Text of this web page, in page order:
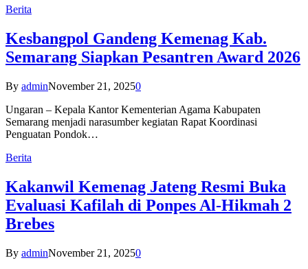
Berita
Kesbangpol Gandeng Kemenag Kab.
Semarang Siapkan Pesantren Award 2026
By adminNovember 21, 20250
Ungaran – Kepala Kantor Kementerian Agama Kabupaten
Semarang menjadi narasumber kegiatan Rapat Koordinasi
Penguatan Pondok…
Berita
Kakanwil Kemenag Jateng Resmi Buka
Evaluasi Kafilah di Ponpes Al-Hikmah 2
Brebes
By adminNovember 21, 20250